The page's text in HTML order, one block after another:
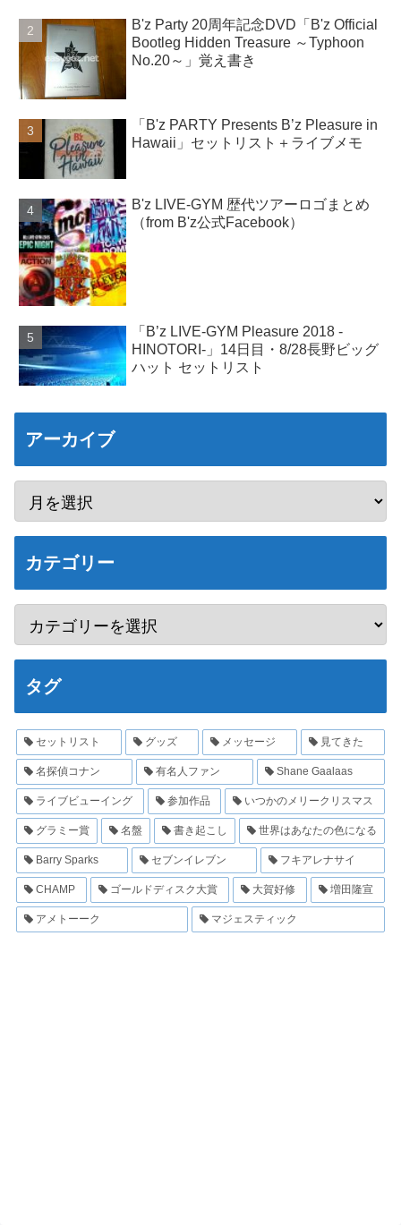
B'z Party 20周年記念DVD「B'z Official
Bootleg Hidden Treasure ～Typhoon
No.20～」覚え書き
「B'z PARTY Presents B’z Pleasure in
Hawaii」セットリスト＋ライブメモ
B'z LIVE-GYM 歴代ツアーロゴまとめ
（from B'z公式Facebook）
「B’z LIVE-GYM Pleasure 2018 -
HINOTORI-」14日目・8/28長野ビッグ
ハット セットリスト
アーカイブ
カテゴリー
タグ
セットリスト グッズ メッセージ 見てきた
名探偵コナン 有名人ファン Shane Gaalaas
ライブビューイング 参加作品 いつかのメリークリスマス
グラミー賞 名盤 書き起こし 世界はあなたの色になる
Barry Sparks セブンイレブン フキアレナサイ
CHAMP ゴールドディスク大賞 大賀好修 増田隆宣
アメトーーク マジェスティック